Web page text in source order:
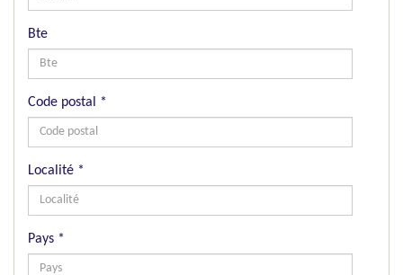
Bte
Code postal *
Localité *
Pays *